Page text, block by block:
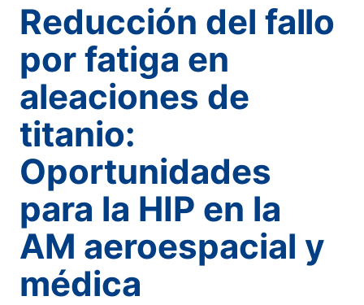
Reducción del fallo
por fatiga en
aleaciones de
titanio:
Oportunidades
para la HIP en la
AM aeroespacial y
médica